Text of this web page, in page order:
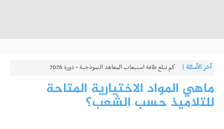
آخر الأسئلة | كم تبلغ طاقة استيعاب المعاهد النموذجية - دورة 2026
ماهي المواد الاختيارية المتاحة
للتلاميذ حسب الشعب؟